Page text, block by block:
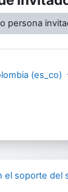
persona
‎(es_co)‎
el soporte del